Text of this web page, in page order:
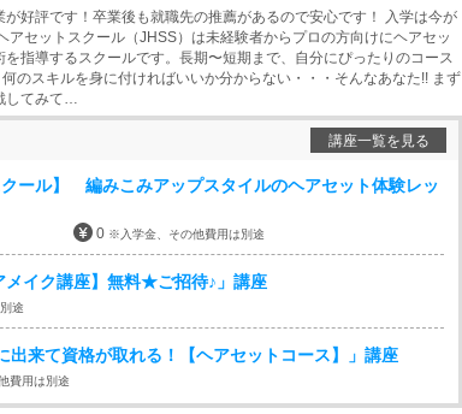
が好評です！卒業後も就職先の推薦があるので安心です！ 入学は今が
アセットスクール（JHSS）は未経験者からプロの方向けにヘアセッ
を指導するスクールです。長期〜短期まで、自分にぴったりのコース
のスキルを身に付ければいいか分からない・・・そんなあなた!! まず
してみて…
講座一覧を見る
クール】 編みこみアップスタイルのヘアセット体験レッ
0 ※入学金、その他費用は別途
メイク講座】無料★ご招待♪」講座
途
出来て資格が取れる！【ヘアセットコース】」講座
費用は別途